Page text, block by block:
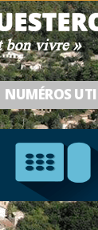
NUMÉROS